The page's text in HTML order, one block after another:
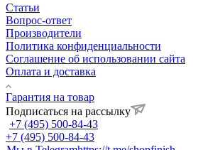
Статьи
Вопрос-ответ
Производители
Политика конфиденциальности
Соглашение об использовании сайта
Оплата и доставка
Гарантия на товар
Подписаться на рассылку
+7 (495) 500-84-43
+7 (495) 500-84-43